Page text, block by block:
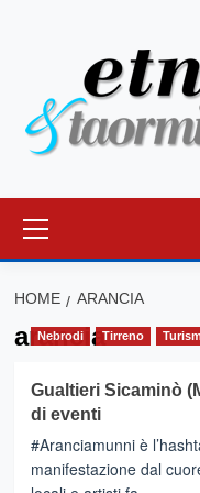
principale
HOME ARANCIA
arancia
Nebrodi Tirreno
Gualtieri Sicaminò
di eventi
#Aranciamunni è
manifestazione dal